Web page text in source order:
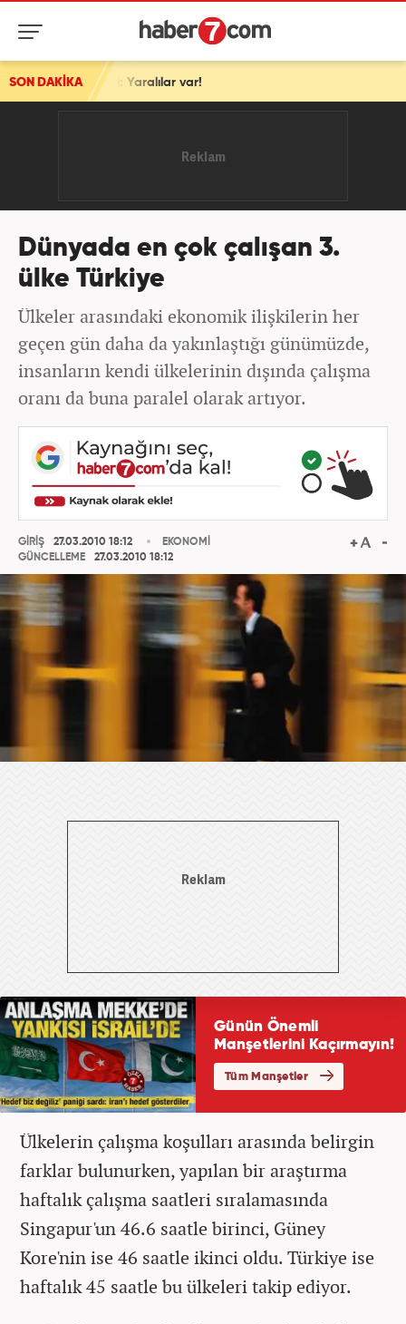
SON DAKİKA
Yaralılar var!
Dünyada en çok çalışan 3.
ülke Türkiye
Ülkeler arasındaki ekonomik ilişkilerin her
geçen gün daha da yakınlaştığı günümüzde,
insanların kendi ülkelerinin dışında çalışma
oranı da buna paralel olarak artıyor.
GİRİŞ
27.03.2010 18:12
GÜNCELLEME
27.03.2010 18:12
EKONOMİ
Ülkelerin çalışma koşulları arasında belirgin
farklar bulunurken, yapılan bir araştırma
haftalık çalışma saatleri sıralamasında
Singapur'un 46.6 saatle birinci, Güney
Kore'nin ise 46 saatle ikinci oldu. Türkiye ise
haftalık 45 saatle bu ülkeleri takip ediyor.